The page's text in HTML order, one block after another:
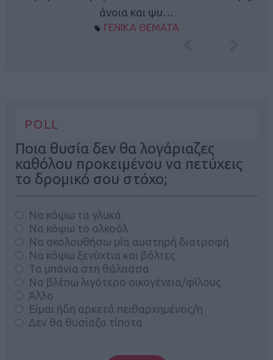
άνοια και ψυ…
ΓΕΝΙΚΑ ΘΕΜΑΤΑ
POLL
Ποια θυσία δεν θα λογάριαζες
καθόλου προκειμένου να πετύχεις
το δρομικό σου στόχο;
Να κόψω τα γλυκά
Να κόψω το αλκοόλ
Να ακολουθήσω μία αυστηρή διατροφή
Να κόψω ξενύχτια και βόλτες
Τα μπάνια στη θάλασσα
Να βλέπω λιγότερο οικογένεια/φίλους
Άλλο
Είμαι ήδη αρκετά πειθαρχημένος/η
Δεν θα θυσίαζα τίποτα